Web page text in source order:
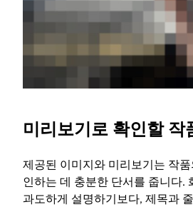
미리보기로 확인할 작
제공된 이미지와 미리보기는 작
인하는 데 충분한 단서를 줍니다.
과도하게 설명하기보다, 제목과